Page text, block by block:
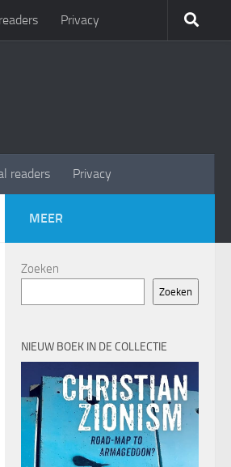
Privacy
readers Privacy
MEER
Zoeken
Zoeken
NIEUW BOEK IN DE COLLECTIE